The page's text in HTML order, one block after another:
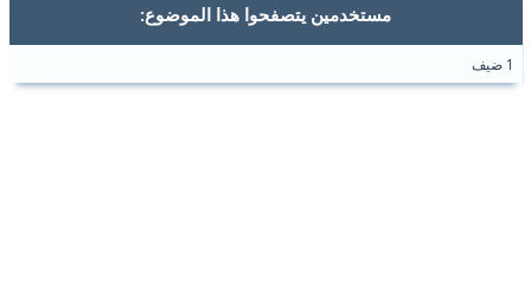
مستخدمين يتصفحوا هذا الموضوع: